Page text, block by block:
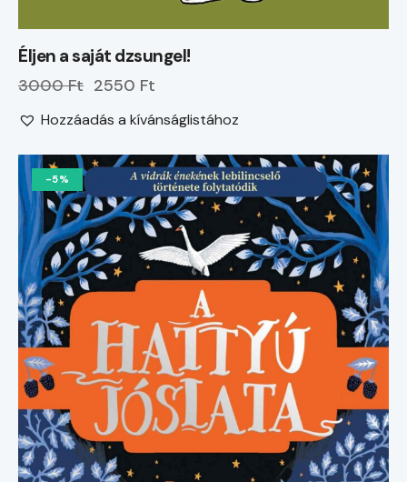
Éljen a saját dzsungel!
3000 Ft 2550 Ft
Hozzáadás a kívánságlistához
-5%